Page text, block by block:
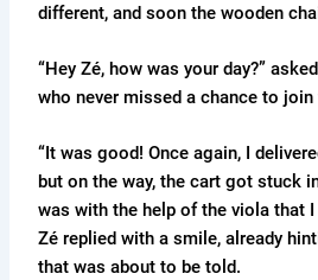
different, and soon the wooden
“Hey Zé, how was your day?”
who never missed a chance to
“It was good! Once again, I
but on the way, the cart got stuck
was with the help of the viola that
Zé replied with a smile, already
that was about to be told.